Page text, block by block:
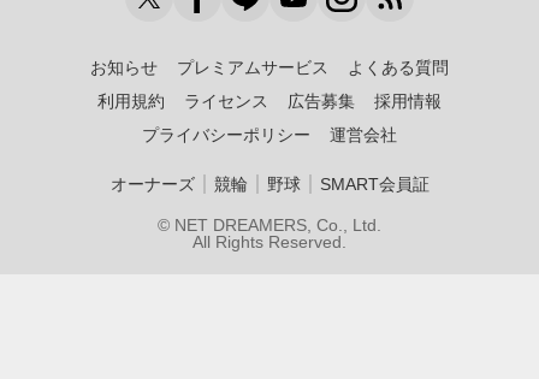
お知らせ プレミアムサービス
よくある質問
利用規約
ライセンス 広告募集
採用情報
プライバシーポリシー
運営会社
オーナーズ｜ 競輪 野球｜ SMART会員証
© NET DREAMERS, Co., Ltd.
All Rights Reserved.